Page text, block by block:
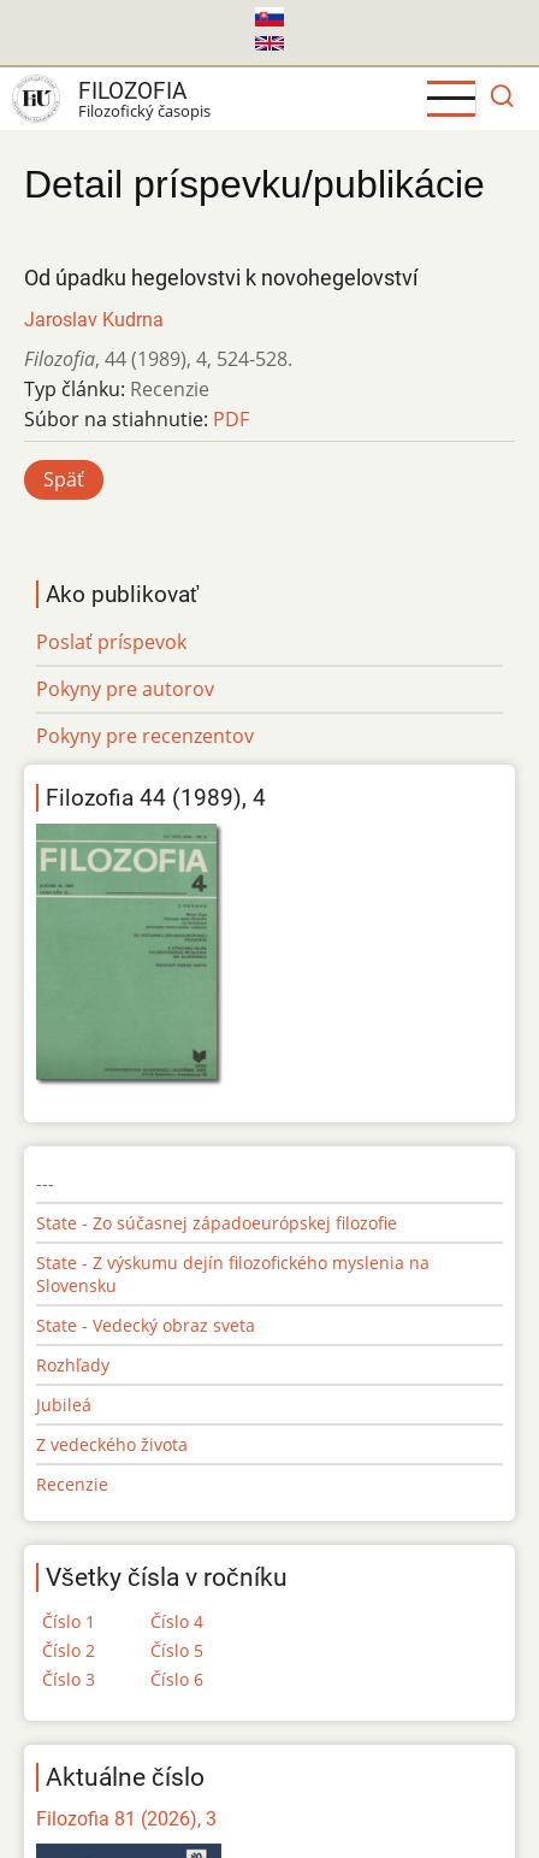
hlavný
obsah
FILOZOFIA
Filozofický časopis
Detail príspevku/publikácie
Od úpadku hegelovstvi k novohegelovství
Jaroslav Kudrna
Filozofia, 44 (1989), 4, 524-528.
Typ článku: Recenzie
Súbor na stiahnutie: PDF
Späť
Ako publikovať
Poslať príspevok
Pokyny pre autorov
Pokyny pre recenzentov
Filozofia 44 (1989), 4
---
State - Zo súčasnej západoeurópskej filozofie
State - Z výskumu dejín filozofického myslenia na
Slovensku
State - Vedecký obraz sveta
Rozhľady
Jubileá
Z vedeckého života
Recenzie
Všetky čísla v ročníku
Číslo 1
Číslo 2
Číslo 3
Číslo 4
Číslo 5
Číslo 6
Aktuálne číslo
Filozofia 81 (2026), 3